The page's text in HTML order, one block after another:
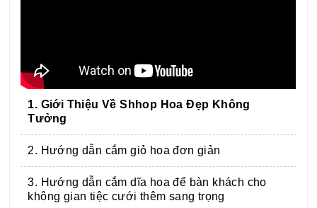
1. Giới Thiệu Về Shhop Hoa Đẹp Không
Tưởng
2. Hướng dẫn cắm giỏ hoa đơn giản
3. Hướng dẫn cắm dĩa hoa để bàn khách cho
không gian tiệc cưới thêm sang trọng